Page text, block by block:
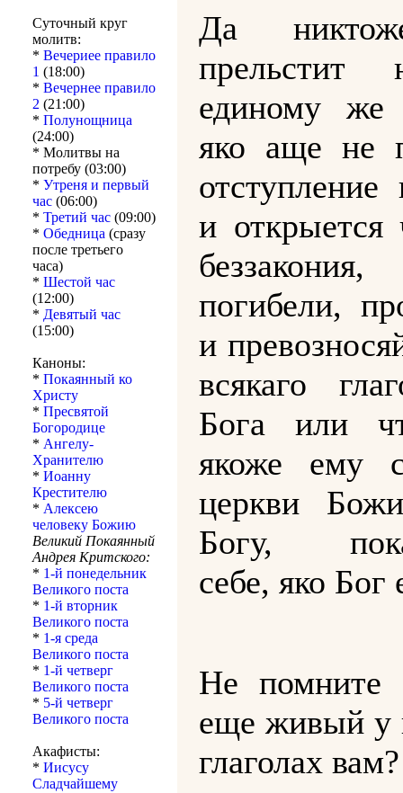
Суточный круг
молитв:
* Вечериее правило
1 (18:00)
* Вечернее правило
2 (21:00)
* Полунощница
(24:00)
* Молитвы на
потребу (03:00)
* Утреня и первый
час (06:00)
* Третий час (09:00)
* Обедница (сразу
после третьего
часа)
* Шестой час
(12:00)
* Девятый час
(15:00)
Каноны:
* Покаянный ко
Христу
* Пресвятой
Богородице
* Ангелу-
Хранителю
* Иоанну
Крестителю
* Алексею
человеку Божию
Великий Покаянный
Андрея Критского:
* 1-й понедельник
Великого поста
* 1-й вторник
Великого поста
* 1-я среда
Великого поста
* 1-й четверг
Великого поста
* 5-й четверг
Великого поста
Акафисты:
* Иисусу
Сладчайшему
Да
единому же
яко аще не
отступление
и открыется
погибели,
и
всякаго
Бога или
якоже ему
церкви
Богу,
себе, яко Бог
Не помните
еще живый у
глаголах вам?